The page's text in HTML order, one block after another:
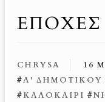
ΕΠΟΧΈΣ
CHRYSA 16
#Α' ΔΗΜΟΤΙΚΟΎ
#ΚΑΛΟΚΑΊΡΙ #